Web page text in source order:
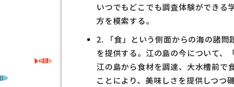
いつでもどこでも調査体験ができる
方を模索する。
2. 「食」という側面からの海の諸
を提供する。江の島の今について、
江の島から食材を調達、大水槽前で
ことにより、美味しさを提供しつつ